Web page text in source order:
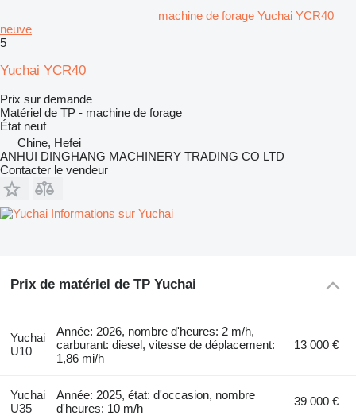
machine de forage Yuchai YCR40
neuve
5
Yuchai YCR40
Prix sur demande
Matériel de TP - machine de forage
État neuf
Chine, Hefei
ANHUI DINGHANG MACHINERY TRADING CO LTD
Contacter le vendeur
Informations sur Yuchai
Prix de matériel de TP Yuchai
Yuchai
U10
Année: 2026, nombre d'heures: 2 m/h,
carburant: diesel, vitesse de déplacement:
1,86 mi/h
13 000 €
Yuchai
U35
Année: 2025, état: d'occasion, nombre
d'heures: 10 m/h
39 000 €